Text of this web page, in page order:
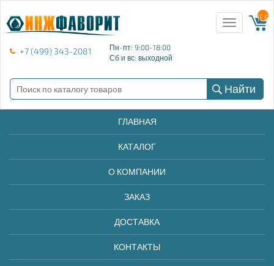
+7 (499) 343-2081
Пн-пт: 9:00-18:00
Сб и вс: выходной
Toggle
navigation
{{
Найти
ГЛАВНАЯ
КАТАЛОГ
О КОМПАНИИ
ЗАКАЗ
ДОСТАВКА
КОНТАКТЫ